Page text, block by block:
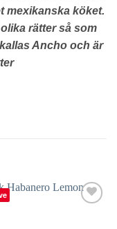
mexikanska köket.
rätter så som
Ancho och är